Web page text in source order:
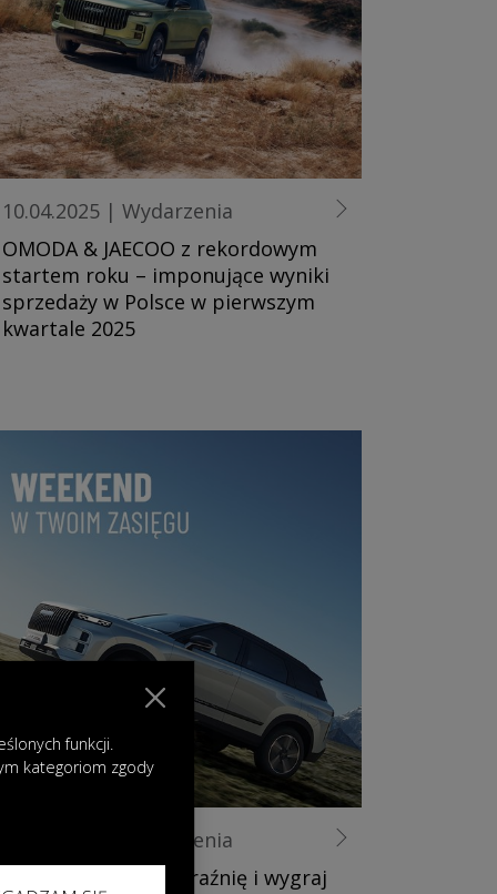
10.04.2025 | Wydarzenia
OMODA & JAECOO z rekordowym
startem roku – imponujące wyniki
sprzedaży w Polsce w pierwszym
kwartale 2025
Wydarzenia
Pobudź swoją wyobraźnię i wygraj
funkcji.
kategoriom zgody